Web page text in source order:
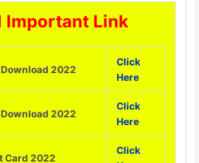
Important Link
Download 2022
Click
Here
Download 2022
Click
Here
Card 2022
Click